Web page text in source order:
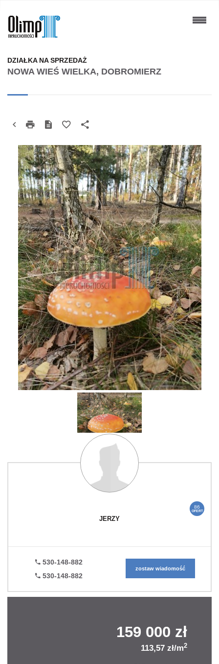
NOWA WIEŚ WIELKA, DOBROMIERZ
DZIAŁKA NA SPRZEDAŻ
86
OFERT
JERZY
530-148-882
530-148-882
zostaw wiadomość
159 000 zł
113,57 zł/m2